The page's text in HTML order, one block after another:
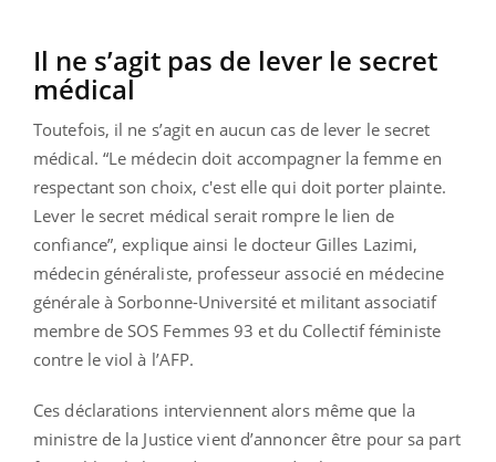
Il ne s’agit pas de lever le secret
médical
Toutefois, il ne s’agit en aucun cas de lever le secret
médical. “Le médecin doit accompagner la femme en
respectant son choix, c'est elle qui doit porter plainte.
Lever le secret médical serait rompre le lien de
confiance”, explique ainsi le docteur Gilles Lazimi,
médecin généraliste, professeur associé en médecine
générale à Sorbonne-Université et militant associatif
membre de SOS Femmes 93 et du Collectif féministe
contre le viol à l’AFP.
Ces déclarations interviennent alors même que la
ministre de la Justice vient d’annoncer être pour sa part